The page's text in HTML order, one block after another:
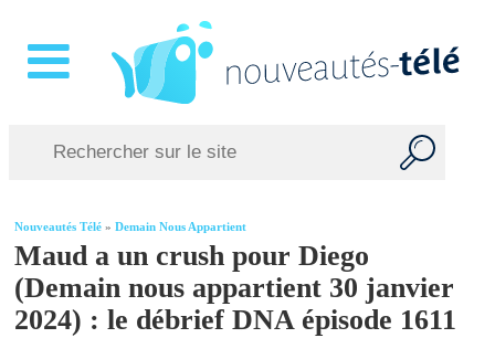
Nouveautés Télé »Demain Nous Appartient
Maud a un crush pour Diego
(Demain nous appartient 30 janvier
2024) : le débrief DNA épisode 1611